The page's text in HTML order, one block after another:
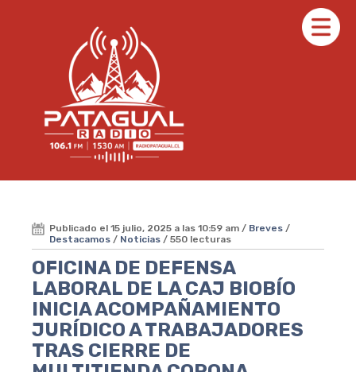
Publicado el 15 julio, 2025 a las 10:59 am / Breves /
Destacamos / Noticias / 550 lecturas
OFICINA DE DEFENSA
LABORAL DE LA CAJ BIOBÍO
INICIA ACOMPAÑAMIENTO
JURÍDICO A TRABAJADORES
TRAS CIERRE DE